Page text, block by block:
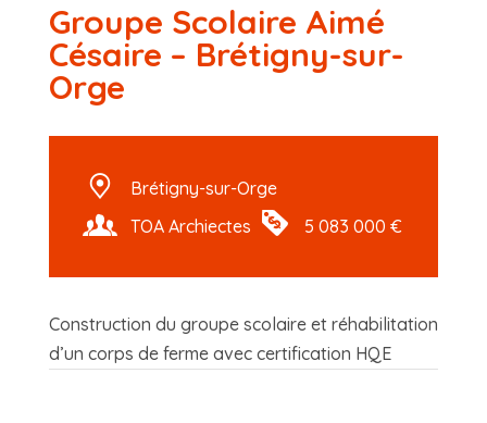
Groupe Scolaire Aimé
Césaire – Brétigny-sur-
Orge
Brétigny-sur-Orge
TOA Archiectes
5 083 000 €
Construction du groupe scolaire et réhabilitation
d’un corps de ferme avec certification HQE